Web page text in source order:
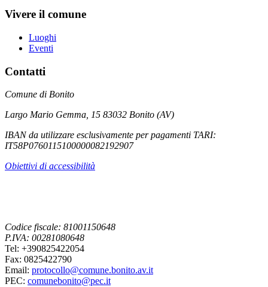
Vivere il comune
Luoghi
Eventi
Contatti
Comune di Bonito
Largo Mario Gemma, 15 83032 Bonito (AV)
IBAN da utilizzare esclusivamente per pagamenti TARI:
IT58P0760115100000082192907
Obiettivi di accessibilità
Codice fiscale: 81001150648
P.IVA: 00281080648
Tel: +390825422054
Fax: 0825422790
Email: protocollo@comune.bonito.av.it
PEC: comunebonito@pec.it